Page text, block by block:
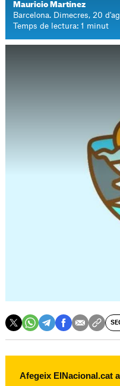
Mauricio Martínez
Barcelona. Dimecres, 20
Temps de lectura: 1 minut
Afegeix ElNacional.cat